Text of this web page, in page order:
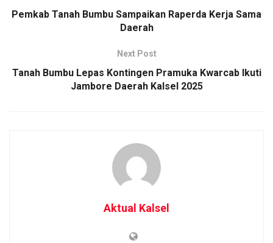
Pemkab Tanah Bumbu Sampaikan Raperda Kerja Sama
Daerah
Next Post
Tanah Bumbu Lepas Kontingen Pramuka Kwarcab Ikuti
Jambore Daerah Kalsel 2025
Aktual Kalsel